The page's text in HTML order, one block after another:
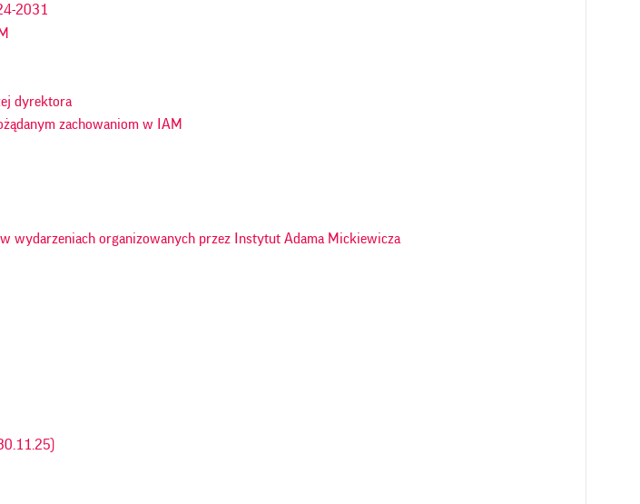
2031
dyrektora
zachowaniom w IAM
wydarzeniach organizowanych przez Instytut Adama Mickiewicza